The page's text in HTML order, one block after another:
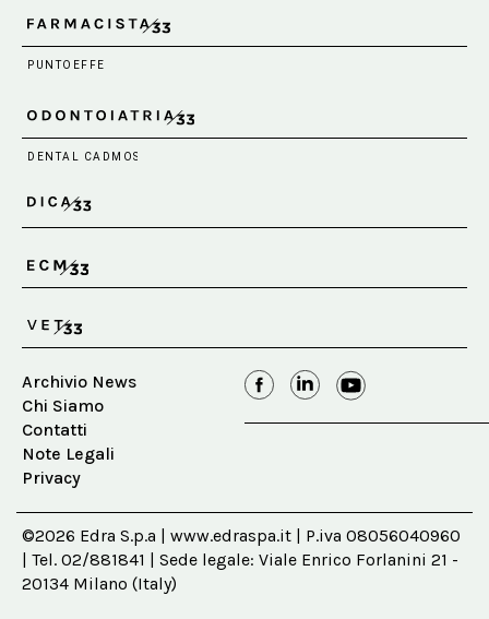
Archivio News
Chi Siamo
Contatti
Note Legali
Privacy
©2026 Edra S.p.a | www.edraspa.it | P.iva 08056040960
| Tel. 02/881841 | Sede legale: Viale Enrico Forlanini 21 -
20134 Milano (Italy)